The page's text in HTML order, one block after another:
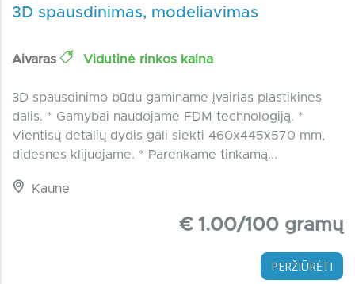
3D spausdinimas, modeliavimas
Aivaras Vidutinė rinkos kaina
3D spausdinimo būdu gaminame įvairias plastikines
dalis. * Gamybai naudojame FDM technologiją. *
Vientisų detalių dydis gali siekti 460x445x570 mm,
didesnes klijuojame. * Parenkame tinkamą...
Kaune
€ 1.00/100 gramų
PERŽIŪRĖTI